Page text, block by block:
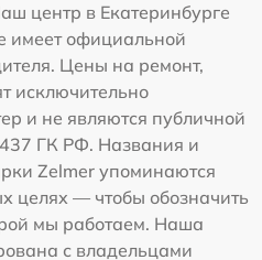
центр в Екатеринбурге
имеет официальной
Цены на ремонт,
исключительно
и не являются публичной
437 ГК РФ. Названия и
Zelmer упоминаются
целях — чтобы обозначить
мы работаем. Наша
с владельцами